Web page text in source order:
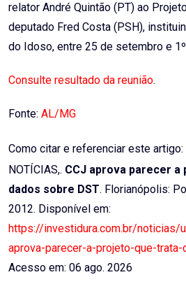
relator André Quintão (PT) ao
deputado Fred Costa (PSH),
do Idoso, entre 25 de setembro e
Consulte resultado da reunião.
Fonte: AL/MG
Como citar e referenciar este artigo:
NOTÍCIAS,. CCJ aprova parecer
dados sobre DST. Florianópolis:
2012. Disponível em:
https://investidura.com.br/noticias/
aprova-parecer-a-projeto-que-
Acesso em: 06 ago. 2026